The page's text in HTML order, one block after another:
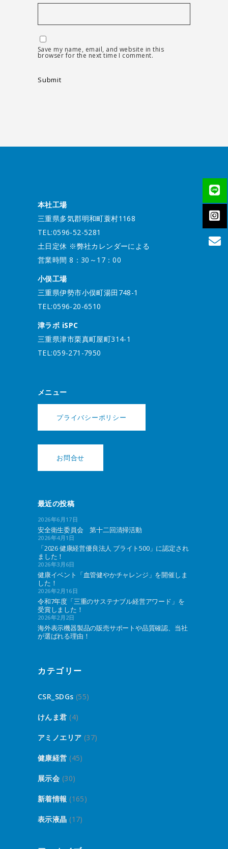
Save my name, email, and website in this
browser for the next time I comment.
本社工場
三重県多気郡明和町蓑村1168
TEL:0596-52-5281
土日定休 ※弊社カレンダーによる
営業時間 8：30～17：00
小俣工場
三重県伊勢市小俣町湯田748-1
TEL:0596-20-6510
津ラボ iSPC
三重県津市栗真町屋町314-1
TEL:059-271-7950
メニュー
プライバシーポリシー
お問合せ
最近の投稿
2026年6月17日
安全衛生委員会 第十二回清掃活動
2026年4月1日
「2026 健康経営優良法人 ブライト500」に認定され
ました！
2026年3月6日
健康イベント「血管健やかチャレンジ」を開催しま
した！
2026年2月16日
令和7年度「三重のサステナブル経営アワード」を
受賞しました！
2026年2月2日
海外表示機器製品の販売サポートや品質確認、当社
が選ばれる理由！
カテゴリー
CSR_SDGs (55)
けんま君 (4)
アミノエリア (37)
健康経営 (45)
展示会 (30)
新着情報 (165)
表示液晶 (17)